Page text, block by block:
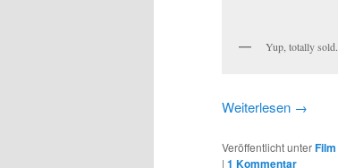
Yup, totally sold.
Weiterlesen →
Veröffentlicht unterFilm
| 1 Kommentar